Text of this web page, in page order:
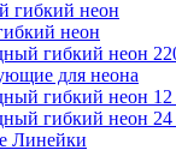
неон
гибкий неон
для неона
гибкий неон 12
гибкий неон 24